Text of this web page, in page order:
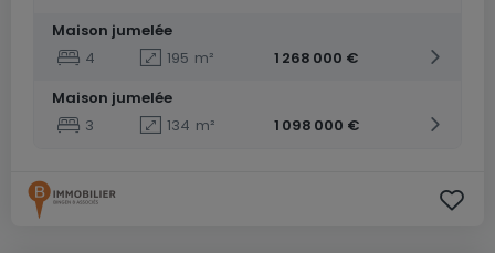
Maison jumelée
4
195 m²
1 268 000 €
Maison jumelée
3
134 m² 1 098 000 €